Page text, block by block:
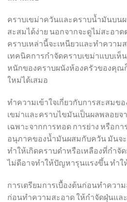
คราบเขม่าควันและคราบน้ำมันบน
สะสมได้ง่าย นอกจากจะดูไม่สะอา
คราบเหล่านี้จะเหนียวและทำความ
เทคนิคการกำจัดคราบเขม่าแบบเห็
หนักของคราบผนังห้องครัวของคุณ
ใหม่ได้เสมอ
ทำความเข้าใจเกี่ยวกับการสะสมข
เขม่าและคราบไขมันเป็นผลพลอยจ
เฉพาะจากการทอด การย่าง หรือก
อนุภาคของน้ำมันผสมกับควัน มันจ
ทำให้เกิดคราบดำหรือเหลืองที่กำจั
ไม่ดีอาจทำให้ปัญหารุนแรงขึ้น ทำใ
การเตรียมการเบื้องต้นก่อนทำควา
ก่อนทำความสะอาด ให้กำจัดฝุ่นแล